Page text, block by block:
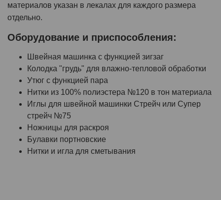
материалов указан в лекалах для каждого размера
отдельно.
Оборудование и приспособления:
Швейная машинка с функцией зигзаг
Колодка "грудь" для влажно-тепловой обработки
Утюг с функцией пара
Нитки из 100% полиэстера №120 в тон материала
Иглы для швейной машинки Стрейч или Супер
стрейч №75
Ножницы для раскроя
Булавки портновские
Нитки и игла для сметывания